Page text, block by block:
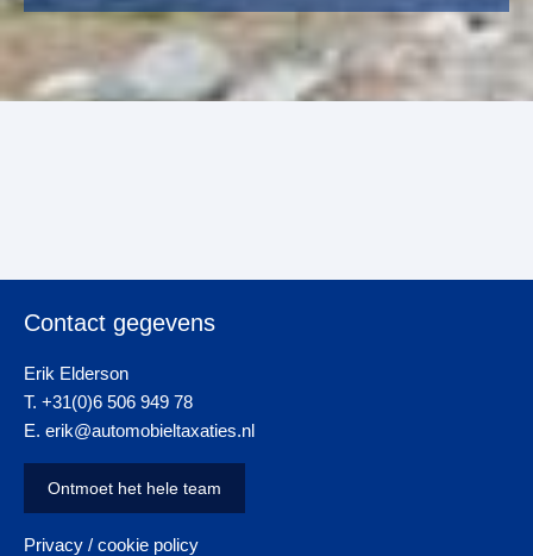
Contact gegevens
Erik Elderson
T. +31(0)6 506 949 78
E. erik@automobieltaxaties.nl
Ontmoet het hele team
Privacy / cookie policy